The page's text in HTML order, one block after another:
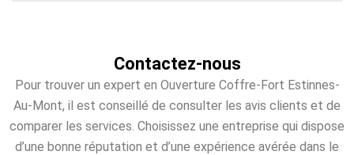
Contactez-nous
Pour trouver un expert en Ouverture Coffre-Fort Estinnes-
Au-Mont, il est conseillé de consulter les avis clients et de
comparer les services. Choisissez une entreprise qui dispose
d’une bonne réputation et d’une expérience avérée dans le